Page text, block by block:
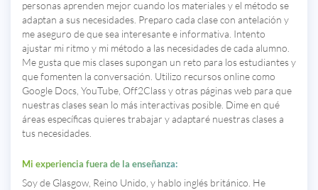
personas aprenden mejor cuando los materiales y el método se
adaptan a sus necesidades. Preparo cada clase con antelación y
me aseguro de que sea interesante e informativa. Intento
ajustar mi ritmo y mi método a las necesidades de cada alumno.
Me gusta que mis clases supongan un reto para los estudiantes y
que fomenten la conversación. Utilizo recursos online como
Google Docs, YouTube, Off2Class y otras páginas web para que
nuestras clases sean lo más interactivas posible. Dime en qué
áreas específicas quieres trabajar y adaptaré nuestras clases a
tus necesidades.
Mi experiencia fuera de la enseñanza:
Soy de Glasgow, Reino Unido, y hablo inglés británico. He